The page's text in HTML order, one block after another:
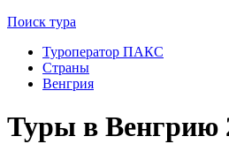
Поиск тура
Туроператор ПАКС
Cтраны
Венгрия
Туры в Венгрию